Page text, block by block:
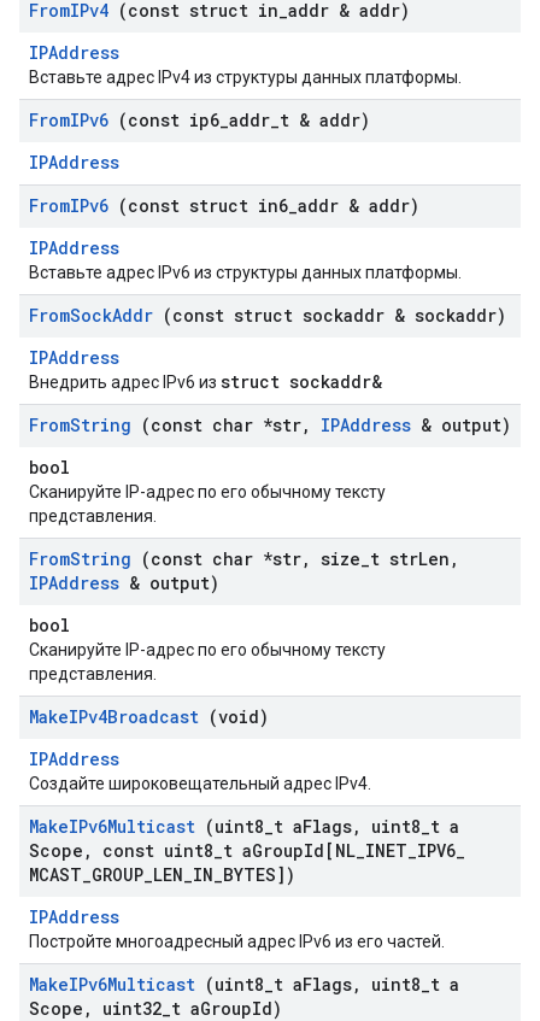
FromIPv4 (const struct in addr & addr)
IPAddress
Вставьте адрес IPv4 из структуры данных платформы.
FromIPv6 (const ip6 addr t & addr)
IPAddress
FromIPv6 (const struct in6 addr & addr)
IPAddress
Вставьте адрес IPv6 из структуры данных платформы.
FromSockAddr (const struct sockaddr & sockaddr)
IPAddress
Внедрить адрес IPv6 из struct sockaddr&
FromString (const char *str, IPAddress & output)
bool
Сканируйте IP-адрес по его обычному тексту
представления.
FromString (const char *str, size t strLen ,
IPAddress & output)
bool
Сканируйте IP-адрес по его обычному тексту
представления.
MakeIPv4Broadcast (void)
IPAddress
Создайте широковещательный адрес IPv4.
MakeIPv6Multicast (uint8 t aFlags, uint8 t a
Scope , const uint8 t aGroupId[NL INET IPV6
MCAST GROUP LEN IN BYTES])
IPAddress
Постройте многоадресный адрес IPv6 из его частей.
MakeIPv6Multicast (uint8 t aFlags, uint8 t a
Scope , uint32 t aGroupId)